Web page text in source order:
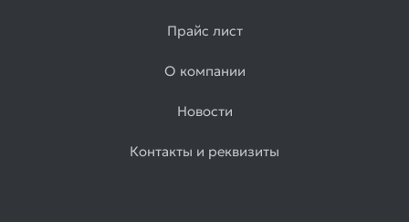
Прайс лист
О компании
Новости
Контакты и реквизиты